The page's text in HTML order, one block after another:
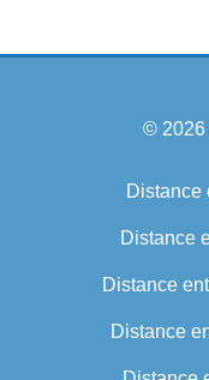
© 2026
Distance
Distance
Distance
Distance